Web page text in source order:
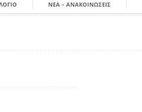
ΝΈΑ – ΑΝΑΚΟΙΝΩΣΕΙΣ